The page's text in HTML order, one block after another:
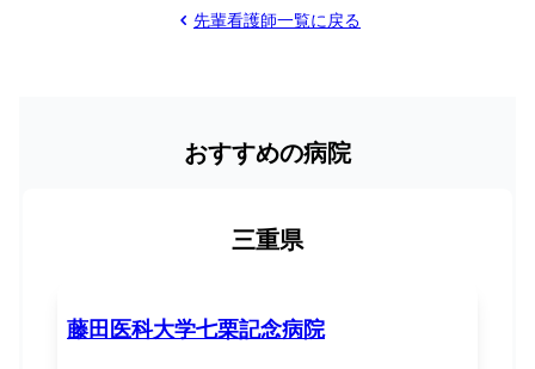
先輩看護師一覧に戻る
おすすめの病院
三重県
藤田医科大学七栗記念病院